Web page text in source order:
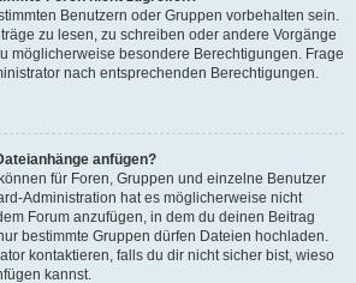
Benutzern oder Gruppen vorbehalten sein.
zu lesen, zu schreiben oder andere Vorgänge
möglicherweise besondere Berechtigungen. Frage
nach entsprechenden Berechtigungen.
anfügen?
für Foren, Gruppen und einzelne Benutzer
Administration hat es möglicherweise nicht
Forum anzufügen, in dem du deinen Beitrag
bestimmte Gruppen dürfen Dateien hochladen.
kontaktieren, falls du dir nicht sicher bist, wieso
kannst.